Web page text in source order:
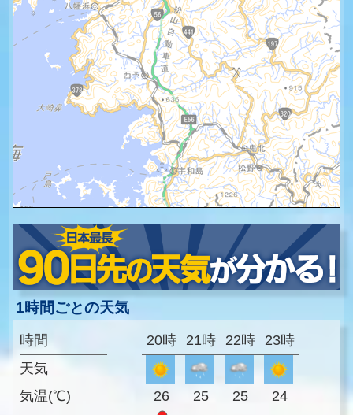
1時間ごとの天気
時間
天気
気温(℃)
20時 21時 22時 23時
26 25 25 24